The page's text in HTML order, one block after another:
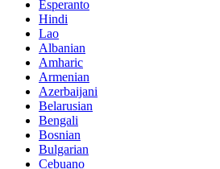
Esperanto
Hindi
Lao
Albanian
Amharic
Armenian
Azerbaijani
Belarusian
Bengali
Bosnian
Bulgarian
Cebuano